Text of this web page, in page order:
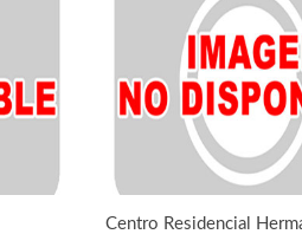
Centro Residencial